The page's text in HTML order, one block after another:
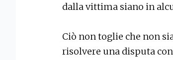
dalla vittima siano in
Ciò non toglie che non
risolvere una disputa